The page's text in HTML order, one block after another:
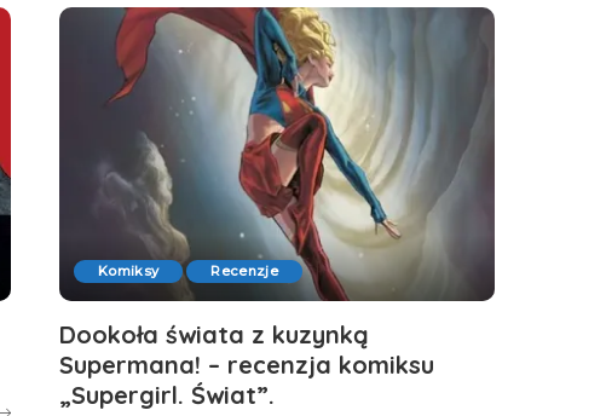
Komiksy Recenzje
Dookoła świata z kuzynką
Supermana! – recenzja komiksu
„Supergirl. Świat”.